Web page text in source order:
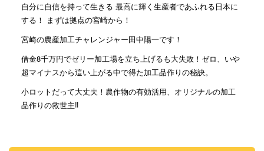
自分に自信を持って生きる 最高に輝く生産者であふれる日本に
する！ まずは拠点の宮崎から！
宮崎の農産加工チャレンジャー田中陽一です！
借金8千万円でゼリー加工場を立ち上げるも大失敗！ゼロ、いや
超マイナスから這い上がる中で得た加工品作りの秘訣。
小ロットだって大丈夫！農作物の有効活用、オリジナルの加工
品作りの救世主‼︎